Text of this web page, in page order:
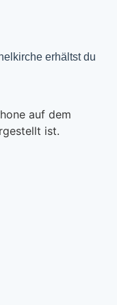
erhältst du